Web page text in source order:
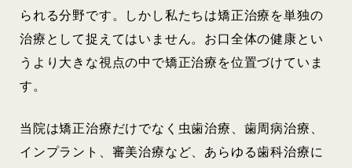
られる分野です。しかし私たちは矯正治療を単独の
治療として捉えてはいません。お口全体の健康とい
うより大きな視点の中で矯正治療を位置づけていま
す。
当院は矯正治療だけでなく虫歯治療、歯周病治療、
インプラント、審美治療など、あらゆる歯科治療に